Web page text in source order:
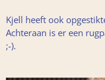
Kjell heeft ook
Achteraan is er een
;-).